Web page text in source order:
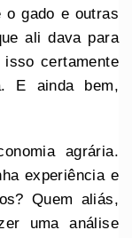
gado e outras
ali dava para
certamente
E ainda bem,
agrária.
experiência e
Quem aliás,
uma análise